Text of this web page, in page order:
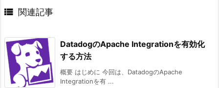
 関連記事
DatadogのApache Integrationを有効化
する方法
概要 はじめに 今回は、DatadogのApache
Integrationを有 ...